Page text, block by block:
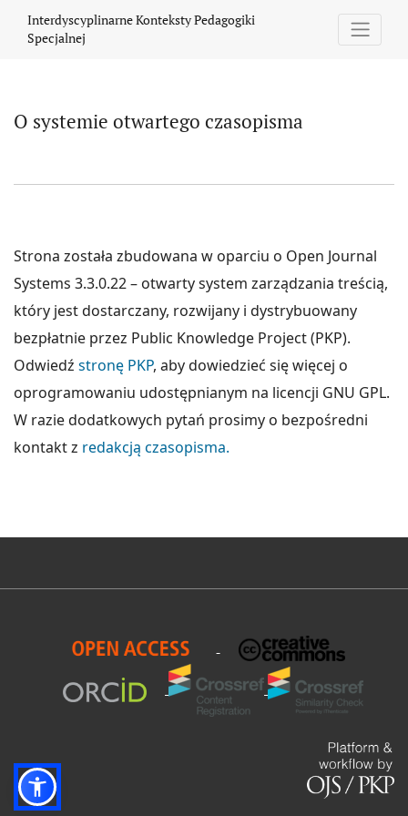
Interdyscyplinarne Konteksty Pedagogiki
Specjalnej
O systemie otwartego czasopisma
Strona została zbudowana w oparciu o Open Journal
Systems 3.3.0.22 – otwarty system zarządzania treścią,
który jest dostarczany, rozwijany i dystrybuowany
bezpłatnie przez Public Knowledge Project (PKP).
Odwiedź stronę PKP, aby dowiedzieć się więcej o
oprogramowaniu udostępnianym na licencji GNU GPL.
W razie dodatkowych pytań prosimy o bezpośredni
kontakt z redakcją czasopisma.